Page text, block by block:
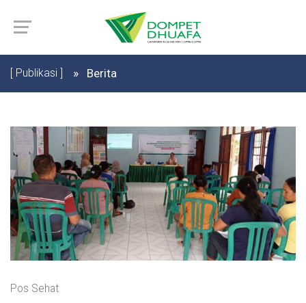
[ Publikasi ] Berita
Pos Sehat